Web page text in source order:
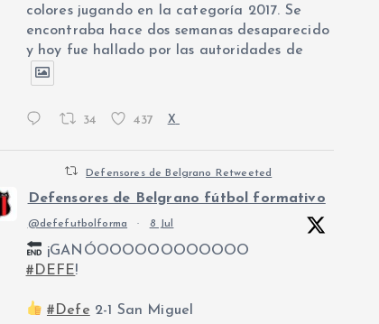
colores jugando en la categoría 2017. Se
encontraba hace dos semanas desaparecido
y hoy fue hallado por las autoridades de
34 437 X
Defensores de Belgrano Retweeted
Defensores de Belgrano fútbol formativo
@defefutbolforma · 8 Jul
¡GANÓOOOOOOOOOOOO
#DEFE!
#Defe 2-1 San Miguel